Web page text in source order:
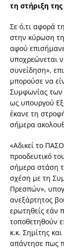
τη στήριξη
Σε ό,τι αφορά
στην κύρωση
αφού
υποχρεώνεται
συνείδηση»,
μπορούσε να
Συμφωνίας των
ως υπουργού
έκανε τη
σήμερα
«Αδικεί το
προοδευτικό
σήμερα στάση
σχέση με τη
Πρεσπών»,
ανεξάρτητος
ερωτηθείς εάν
τοποθετηθούν
κ.κ. Σημίτης
απάντησε πως